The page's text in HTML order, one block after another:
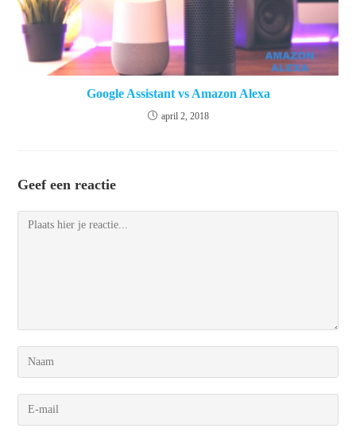
Google Assistant vs Amazon Alexa
april 2, 2018
Geef een reactie
Reactie
Voer
je
naam
Voer
je